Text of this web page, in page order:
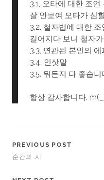
3.1, 오타에 대한 조
잘 안보여 오타가 심
3,2. 철자법에 대한
길어지다 보니 철자
3.3, 연관된 본인의
3.4, 인삿말
3.5. 뭐든지 다 좋습니
항상 감사합니다.
PREVIOUS POST
순간의 시